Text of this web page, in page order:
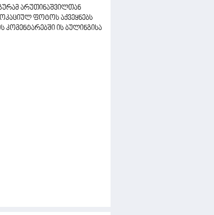
არუთინაშვილთან
ფოტოს აქვეყნებს
ის ბულინგისა